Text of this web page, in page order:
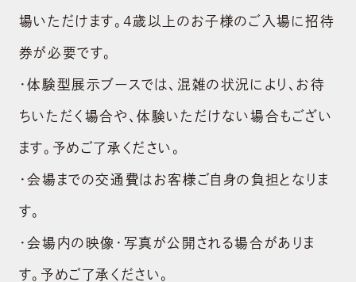
shopping_cartONLINE STORE
場いただけます。4歳以上のお子様のご入場に招待
券が必要です。
・体験型展示ブースでは、混雑の状況により、お待
ちいただく場合や、体験いただけない場合もござい
ます。予めご了承ください。
・会場までの交通費はお客様ご自身の負担となりま
す。
・会場内の映像・写真が公開される場合がありま
す。予めご了承ください。